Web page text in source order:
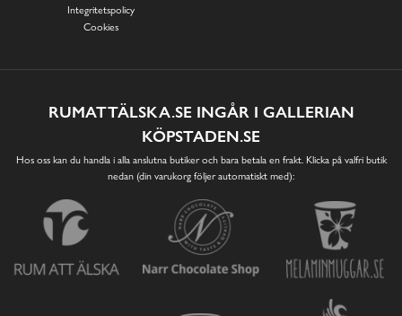
Integritetspolicy
Cookies
RUMATTÄLSKA.SE INGÅR I GALLERIAN
KÖPSTADEN.SE
Hos oss kan du handla i alla anslutna butiker och bara betala en frakt. Klicka på valfri butik
nedan (din varukorg följer automatiskt med):